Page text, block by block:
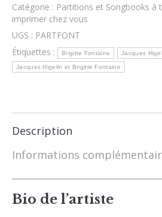
FONTAINE
/
Partitions
PDF
à
télécharger
chez
vous
Catégorie : Partitions et Songbooks à
imprimer chez vous
UGS : PARTFONT
Étiquettes :
Brigitte Fontaine Jacques
Jacques Higelin et Brigitte Fontaine
Description
Informations
Bio de l’artiste